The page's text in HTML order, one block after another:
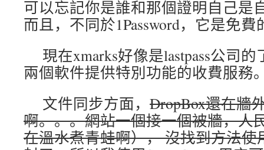
可以忘記你是誰和那個證明自己是
而且，不同於1Password，它是免費
現在xmarks好像是lastpass公司的
兩個軟件提供特別功能的收費服務
文件同步方面， DropBox還在牆
啊。。。網站一個接一個被牆，人
在溫水煮青蛙啊）， 沒找到方法使